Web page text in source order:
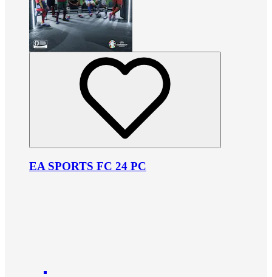
EA SPORTS FC 24 PC